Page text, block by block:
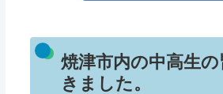
焼津市内の中高生
きました。